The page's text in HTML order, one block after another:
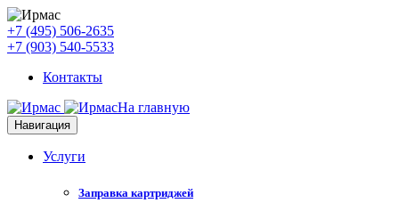
+7 (495) 506-2635
+7 (903) 540-5533
Контакты
На главную
Навигация
Услуги
Заправка картриджей